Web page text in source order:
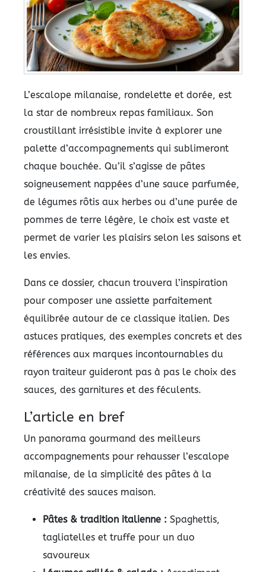
L’escalope milanaise, rondelette et dorée, est
la star de nombreux repas familiaux. Son
croustillant irrésistible invite à explorer une
palette d’accompagnements qui sublimeront
chaque bouchée. Qu’il s’agisse de pâtes
soigneusement nappées d’une sauce parfumée,
de légumes rôtis aux herbes ou d’une purée de
pommes de terre légère, le choix est vaste et
permet de varier les plaisirs selon les saisons et
les envies.
Dans ce dossier, chacun trouvera l’inspiration
pour composer une assiette parfaitement
équilibrée autour de ce classique italien. Des
astuces pratiques, des exemples concrets et des
références aux marques incontournables du
rayon traiteur guideront pas à pas le choix des
sauces, des garnitures et des féculents.
L’article en bref
Un panorama gourmand des meilleurs
accompagnements pour rehausser l’escalope
milanaise, de la simplicité des pâtes à la
créativité des sauces maison.
Pâtes & tradition italienne : Spaghettis,
tagliatelles et truffe pour un duo
savoureux